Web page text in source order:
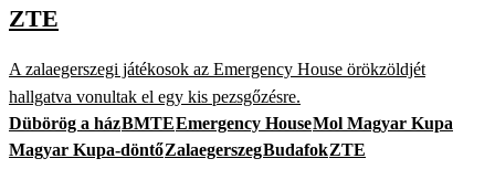
ZTE
A zalaegerszegi játékosok az Emergency House örökzöldjét
hallgatva vonultak el egy kis pezsgőzésre.
Dübörög a házBMTEEmergency HouseMol Magyar Kupa
Magyar Kupa-döntőZalaegerszegBudafokZTE